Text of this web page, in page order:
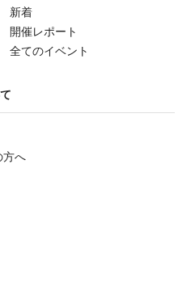
新着
開催レポート
全てのイベント
方へ